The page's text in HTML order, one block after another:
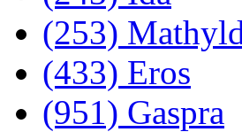
(253)
(433) Eros
(951) Gaspra